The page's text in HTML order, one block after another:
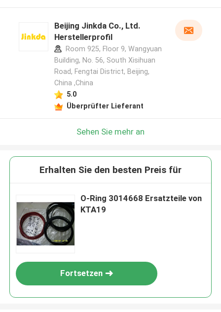
Beijing Jinkda Co., Ltd.
Herstellerprofil
Room 925, Floor 9, Wangyuan
Building, No. 56, South Xisihuan
Road, Fengtai District, Beijing,
China ,China
5.0
Überprüfter Lieferant
Sehen Sie mehr an
Erhalten Sie den besten Preis für
O-Ring 3014668 Ersatzteile von
KTA19
Fortsetzen